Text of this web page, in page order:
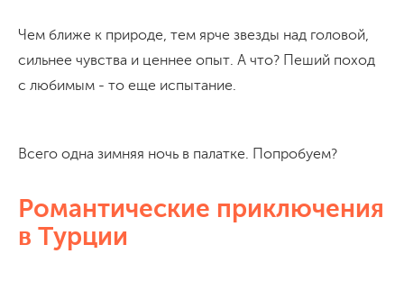
Чем ближе к природе, тем ярче звезды над головой,
сильнее чувства и ценнее опыт. А что? Пеший поход
с любимым - то еще испытание.
Всего одна зимняя ночь в палатке. Попробуем?
Романтические приключения
в Турции